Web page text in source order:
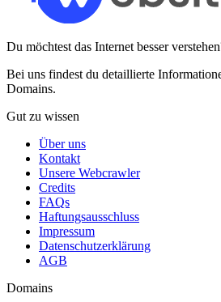
Du möchtest das Internet besser
Bei uns findest du detaillierte
Domains.
Gut zu wissen
Über uns
Kontakt
Unsere Webcrawler
Credits
FAQs
Haftungsausschluss
Impressum
Datenschutzerklärung
AGB
Domains